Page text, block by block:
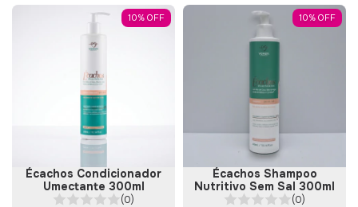
10% OFF
Écachos Condicionador
Umectante 300ml
(0)
10% OFF
Écachos Shampoo
Nutritivo Sem Sal 300ml
(0)